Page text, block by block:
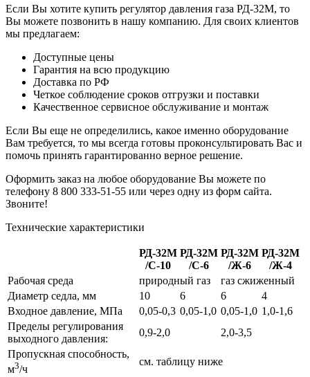
Если Вы хотите купить регулятор давления газа РД-32М, то
Вы можете позвонить в нашу компанию. Для своих клиентов
мы предлагаем:
Доступные цены
Гарантия на всю продукцию
Доставка по РФ
Четкое соблюдение сроков отгрузки и поставки
Качественное сервисное обслуживание и монтаж
Если Вы еще не определились, какое именно оборудование
Вам требуется, то мы всегда готовы проконсультировать Вас и
помочь принять гарантированно верное решение.
Оформить заказ на любое оборудование Вы можете по
телефону 8 800 333-51-55 или через одну из форм сайта.
Звоните!
Технические характеристики
РД-32М
/С-10
РД-32М
/С-6
РД-32М
/Ж-6
РД-32М
/Ж-4
Рабочая среда
природный газ
газ сжиженный
Диаметр седла, мм
10 6 6
4
Входное давление, МПа
0,05-0,3 0,05-1,0 0,05-1,0 1,0-1,6
Пределы регулирования
выходного давления:
0,9-2,0
2,0-3,5
Пропускная способность,
м3/ч
см. таблицу ниже